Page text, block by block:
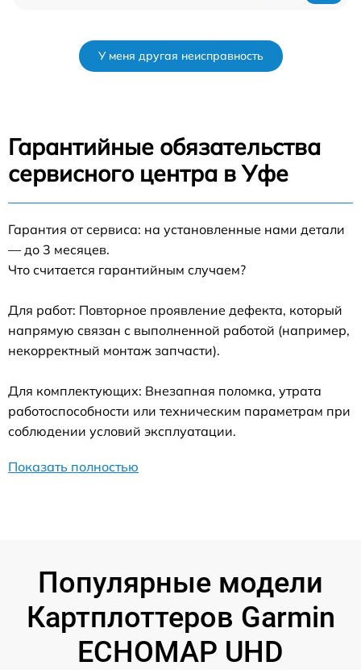
У меня другая неисправность
Гарантийные обязательства
сервисного центра в Уфе
Гарантия от сервиса: на установленные нами детали
— до 3 месяцев.
Что считается гарантийным случаем?
Для работ: Повторное проявление дефекта, который
напрямую связан с выполненной работой (например,
некорректный монтаж запчасти).
Для комплектующих: Внезапная поломка, утрата
работоспособности или техническим параметрам при
соблюдении условий эксплуатации.
Показать полностью
Популярные модели
Картплоттеров Garmin
ECHOMAP UHD